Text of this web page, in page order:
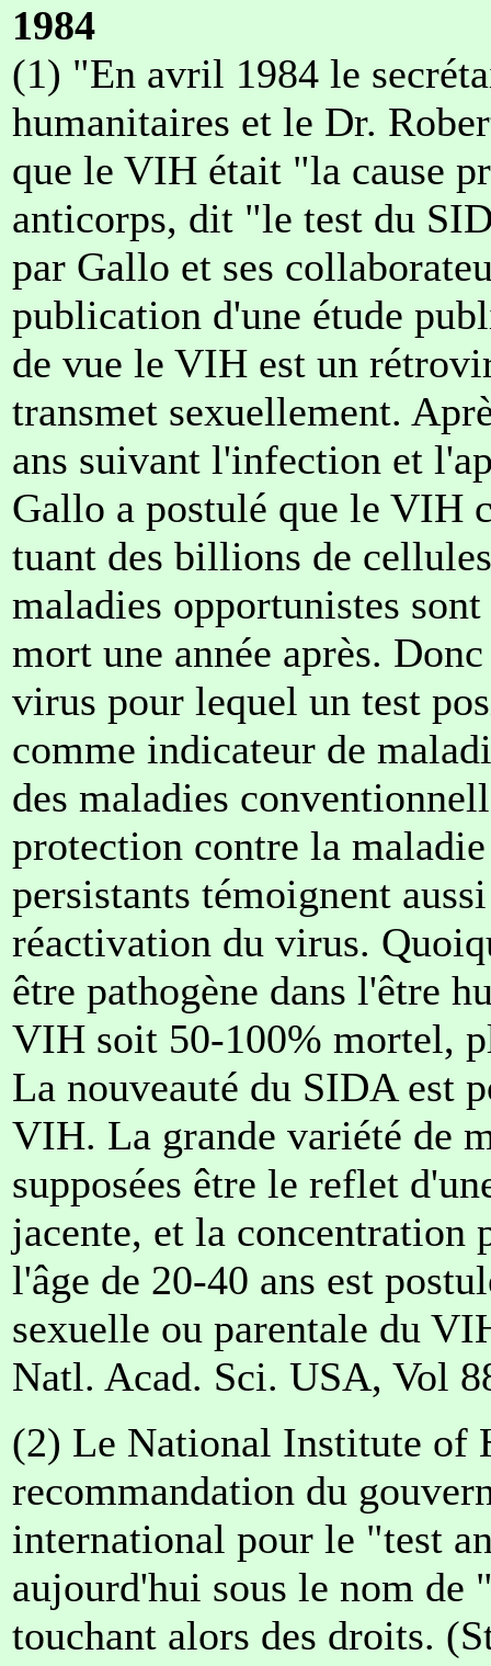
1984
(1) "En avril 1984 le
humanitaires et le Dr.
que le VIH était "la cause
anticorps, dit "le test du
par Gallo et ses
publication d'une étude
de vue le VIH est un
transmet sexuellement.
ans suivant l'infection et
Gallo a postulé que le VIH
tuant des billions de
maladies opportunistes sont
mort une année après.
virus pour lequel un test
comme indicateur de
des maladies
protection contre la
persistants témoignent
réactivation du virus.
être pathogène dans l'être
VIH soit 50-100% mortel,
La nouveauté du SIDA est
VIH. La grande variété de
supposées être le reflet
jacente, et la concentration
l'âge de 20-40 ans est
sexuelle ou parentale du
Natl. Acad. Sci. USA, Vol
(2) Le National Institute of
recommandation du
international pour le "test
aujourd'hui sous le nom
touchant alors des droits.